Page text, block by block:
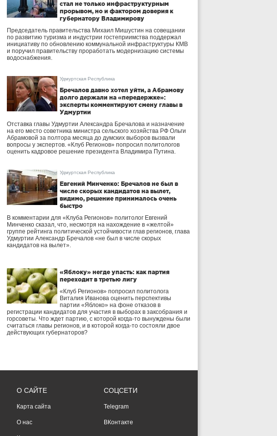
стал не только инфраструктурным
прорывом, но и фактором доверия к
губернатору Владимирову
Председатель правительства Михаил Мишустин на совещании
по развитию туризма и индустрии гостеприимства поддержал
инициативу по обновлению коммунальной инфраструктуры КМВ
и поручил правительству проработать модернизацию системы
водоснабжения.
Удмуртская Республика
Бречалов давно хотел уйти, а Абрамову
долго держали на «передержке»:
эксперты комментируют смену главы в
Удмуртии
Отставка главы Удмуртии Александра Бречалова и назначение
на его место советника министра сельского хозяйства РФ Ольги
Абрамовой за полтора месяца до думских выборов вызвали
вопросы у экспертов. «Клуб Регионов» попросил политологов
оценить кадровое решение президента Владимира Путина.
Удмуртская Республика
Евгений Минченко: Бречалов не был в
числе скорых кандидатов на вылет,
видимо, решение принималось очень
быстро
В комментарии для «Клуба Регионов» политолог Евгений
Минченко сказал, что, несмотря на нахождение в «желтой»
группе рейтинга политической устойчивости глав регионов, глава
Удмуртии Александр Бречалов «не был в числе скорых
кандидатов на вылет».
«Яблоку» негде упасть: как партия
переходит в третью лигу
«Клуб Регионов» попросил политолога
Виталия Иванова оценить перспективы
партии «Яблоко» на фоне отказов в
регистрации кандидатов для участия в выборах в заксобрания и
горсоветы. Что ждет партию, с которой когда-то вынуждены были
считаться главы регионов, и в которой когда-то состояли двое
действующих губернаторов?
О САЙТЕ
Карта сайта
О нас
СОЦСЕТИ
Telegram
ВКонтакте